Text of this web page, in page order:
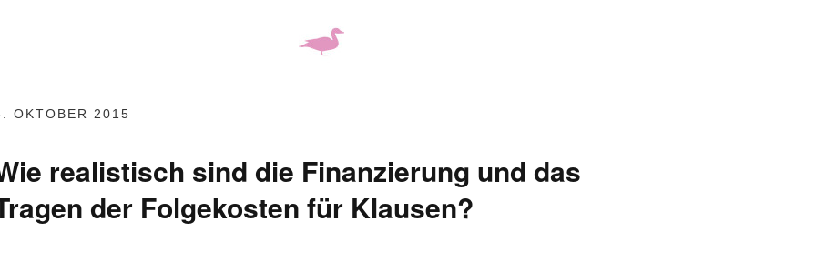
OKTOBER 2015
realistisch sind die Finanzierung und das
der Folgekosten für Klausen?